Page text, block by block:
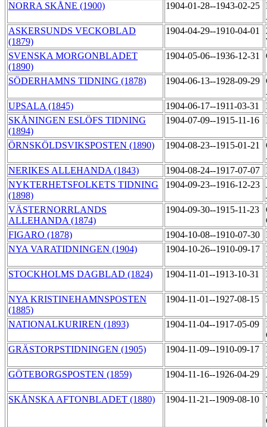
NORRA SKÅNE (1900)
1904-01-28--1943-02-25
ASKERSUNDS VECKOBLAD
(1879)
1904-04-29--1910-04-01
SVENSKA MORGONBLADET
(1890)
1904-05-06--1936-12-31
SÖDERHAMNS TIDNING (1878) 1904-06-13--1928-09-29
UPSALA (1845)
1904-06-17--1911-03-31
SKÅNINGEN ESLÖFS TIDNING
(1894)
1904-07-09--1915-11-16
ÖRNSKÖLDSVIKSPOSTEN (1890) 1904-08-23--1915-01-21
NERIKES ALLEHANDA (1843)
1904-08-24--1917-07-07
NYKTERHETSFOLKETS TIDNING
(1898)
1904-09-23--1916-12-23
VÄSTERNORRLANDS
ALLEHANDA (1874)
1904-09-30--1915-11-23
FIGARO (1878)
1904-10-08--1910-07-30
NYA VARATIDNINGEN (1904)
1904-10-26--1910-09-17
STOCKHOLMS DAGBLAD (1824)
1904-11-01--1913-10-31
NYA KRISTINEHAMNSPOSTEN
(1885)
1904-11-01--1927-08-15
NATIONALKURIREN (1893) 1904-11-04--1917-05-09
GRÄSTORPSTIDNINGEN (1905)
1904-11-09--1910-09-17
GÖTEBORGSPOSTEN (1859)
1904-11-16--1926-04-29
SKÅNSKA AFTONBLADET (1880)
1904-11-21--1909-08-10